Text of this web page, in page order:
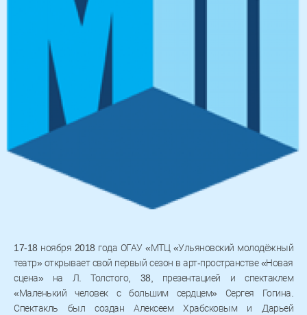
17-18 ноября 2018 года ОГАУ «МТЦ «Ульяновский молодёжный
театр» открывает свой первый сезон в арт-пространстве «Новая
сцена» на Л. Толстого, 38, презентацией и спектаклем
«Маленький человек с большим сердцем» Сергея Гогина.
Спектакль был создан Алексеем Храбсковым и Дарьей